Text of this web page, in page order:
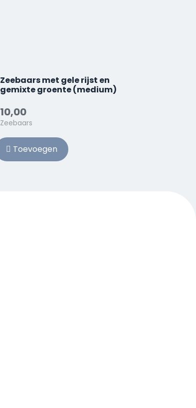
Zeebaars met gele rijst en
gemixte groente (medium)
10,00
Zeebaars
Toevoegen